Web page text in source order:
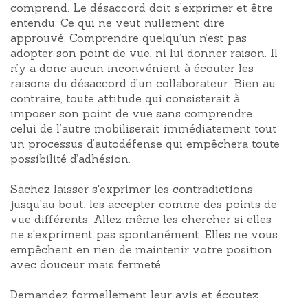
comprend. Le désaccord doit s’exprimer et être
entendu. Ce qui ne veut nullement dire
approuvé. Comprendre quelqu’un n’est pas
adopter son point de vue, ni lui donner raison. Il
n’y a donc aucun inconvénient à écouter les
raisons du désaccord d’un collaborateur. Bien au
contraire, toute attitude qui consisterait à
imposer son point de vue sans comprendre
celui de l’autre mobiliserait immédiatement tout
un processus d’autodéfense qui empêchera toute
possibilité d’adhésion.
Sachez laisser s'exprimer les contradictions
jusqu'au bout, les accepter comme des points de
vue différents. Allez même les chercher si elles
ne s'expriment pas spontanément. Elles ne vous
empêchent en rien de maintenir votre position
avec douceur mais fermeté.
Demandez formellement leur avis et écoutez